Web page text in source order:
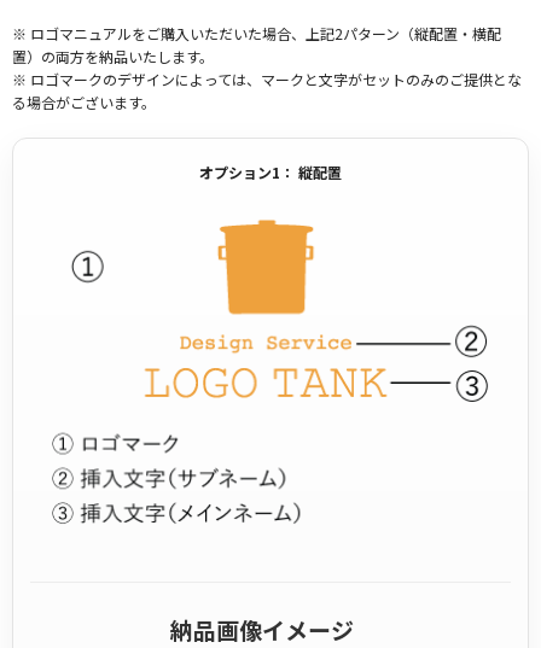
※ ロゴマニュアルをご購入いただいた場合、上記2パターン（縦配置・横配
置）の両方を納品いたします。
※ ロゴマークのデザインによっては、マークと文字がセットのみのご提供とな
る場合がございます。
オプション1： 縦配置
納品画像イメージ